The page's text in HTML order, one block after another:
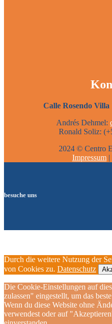
Calle Rosendo Villa
Andrés Dehmel:
Ronald Soliz:
2024 © Centro
Impressum |
besuche uns
Durch die weitere Nutzung der
von Cookies zu. Datenschutz
Die Cookie-Einstellungen auf
zulassen" eingestellt, um das
Wenn du diese Website ohne
verwendest oder auf